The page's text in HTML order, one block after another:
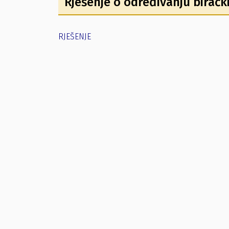
RJEŠENJE